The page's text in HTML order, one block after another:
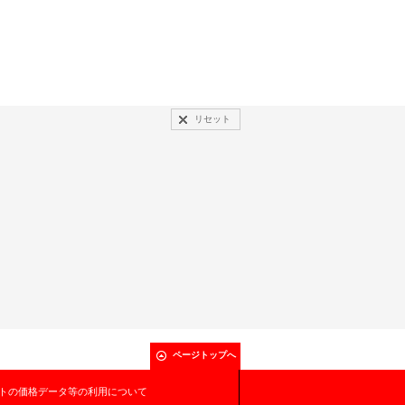
リセット
ページトップへ
の価格データ等の利用について